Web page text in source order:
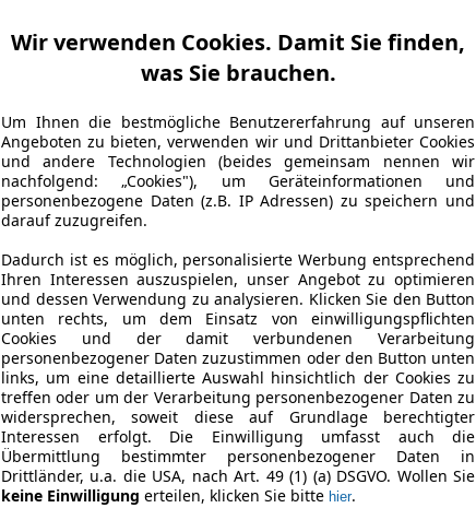
Wir verwenden Cookies. Damit Sie finden,
was Sie brauchen.
Um Ihnen die bestmögliche Benutzererfahrung auf unseren
Angeboten zu bieten, verwenden wir und Drittanbieter Cookies
und andere Technologien (beides gemeinsam nennen wir
nachfolgend: „Cookies"), um Geräteinformationen und
personenbezogene Daten (z.B. IP Adressen) zu speichern und
darauf zuzugreifen.
Dadurch ist es möglich, personalisierte Werbung entsprechend
Ihren Interessen auszuspielen, unser Angebot zu optimieren
und dessen Verwendung zu analysieren. Klicken Sie den Button
unten rechts, um dem Einsatz von einwilligungspflichten
Cookies und der damit verbundenen Verarbeitung
personenbezogener Daten zuzustimmen oder den Button unten
links, um eine detaillierte Auswahl hinsichtlich der Cookies zu
treffen oder um der Verarbeitung personenbezogener Daten zu
widersprechen, soweit diese auf Grundlage berechtigter
Interessen erfolgt. Die Einwilligung umfasst auch die
Übermittlung bestimmter personenbezogener Daten in
Drittländer, u.a. die USA, nach Art. 49 (1) (a) DSGVO. Wollen Sie
keine Einwilligung erteilen, klicken Sie bitte hier.